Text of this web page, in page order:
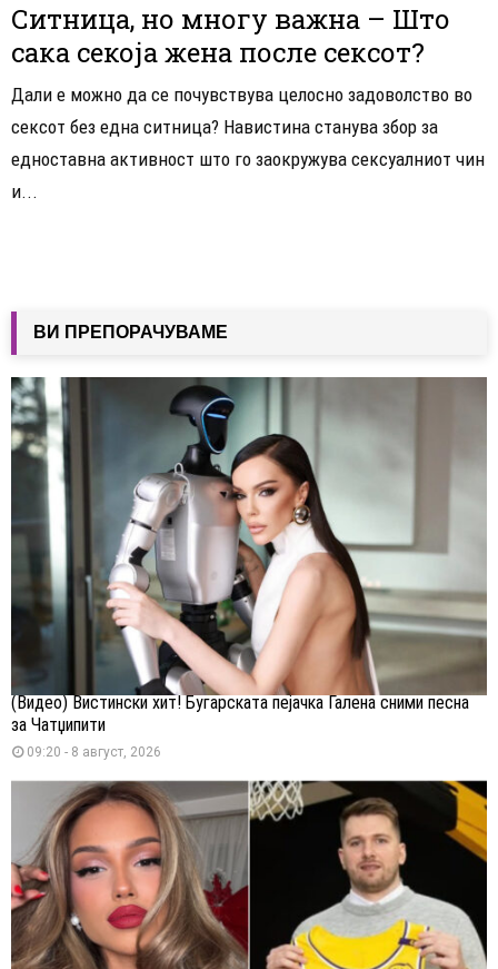
Ситница, но многу важна – Што
сака секоја жена после сексот?
Дали е можно да се почувствува целосно задоволство во
сексот без една ситница? Навистина станува збор за
едноставна активност што го заокружува сексуалниот чин
и...
ВИ ПРЕПОРАЧУВАМЕ
(Видео) Вистински хит! Бугарската пејачка Галена сними песна
за Чатџипити
09:20 - 8 август, 2026